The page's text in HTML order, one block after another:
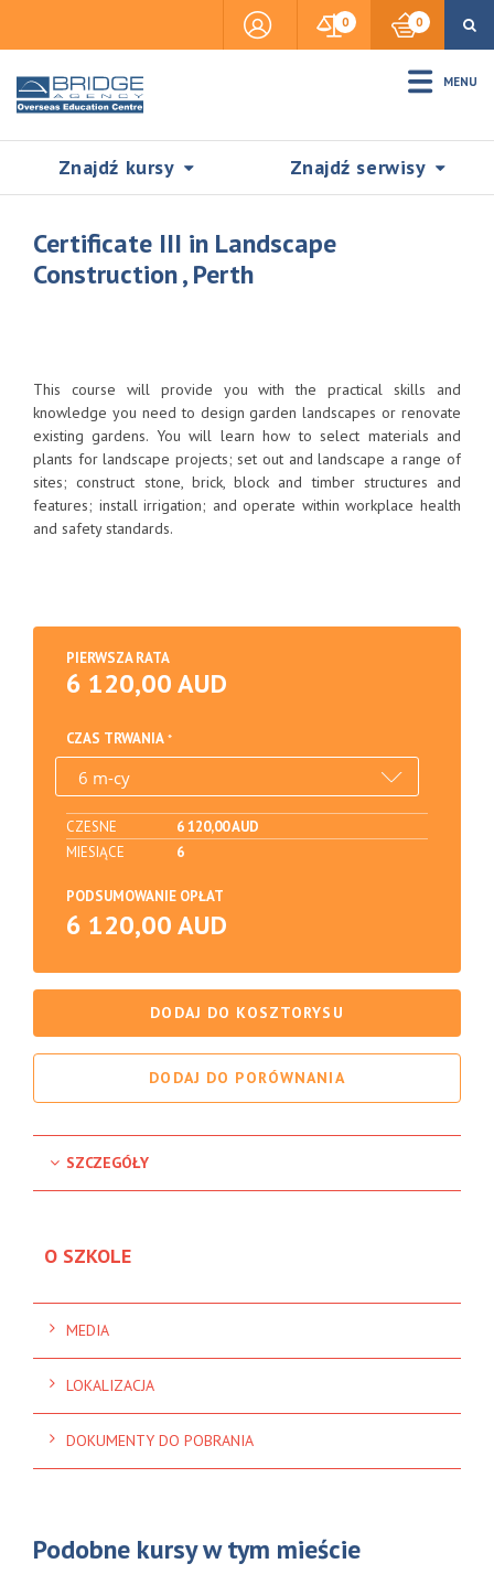
0 0
MENU
Znajdź kursy Znajdź serwisy
SZUKAJ
Visas & Legal Stay
Certificate III in Landscape
Construction , Perth
This course will provide you with the practical skills and
knowledge you need to design garden landscapes or renovate
existing gardens. You will learn how to select materials and
plants for landscape projects; set out and landscape a range of
sites; construct stone, brick, block and timber structures and
features; install irrigation; and operate within workplace health
and safety standards.
PIERWSZA RATA
6 120,00 AUD
CZAS TRWANIA
CZESNE
6 120,00 AUD
MIESIĄCE
6
PODSUMOWANIE OPŁAT
6 120,00 AUD
DODAJ DO KOSZTORYSU
DODAJ DO PORÓWNANIA
SZCZEGÓŁY
O SZKOLE
MEDIA
LOKALIZACJA
DOKUMENTY DO POBRANIA
Podobne kursy w tym mieście